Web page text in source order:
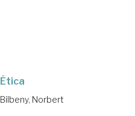
Ética
Bilbeny, Norbert